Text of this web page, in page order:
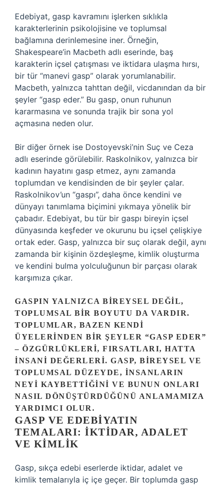
Edebiyat, gasp kavramını işlerken sıklıkla
karakterlerinin psikolojisine ve toplumsal
bağlamına derinlemesine iner. Örneğin,
Shakespeare’in Macbeth adlı eserinde, baş
karakterin içsel çatışması ve iktidara ulaşma hırsı,
bir tür “manevi gasp” olarak yorumlanabilir.
Macbeth, yalnızca tahttan değil, vicdanından da bir
şeyler “gasp eder.” Bu gasp, onun ruhunun
kararmasına ve sonunda trajik bir sona yol
açmasına neden olur.
Bir diğer örnek ise Dostoyevski’nin Suç ve Ceza
adlı eserinde görülebilir. Raskolnikov, yalnızca bir
kadının hayatını gasp etmez, aynı zamanda
toplumdan ve kendisinden de bir şeyler çalar.
Raskolnikov’un “gaspı”, daha önce kendini ve
dünyayı tanımlama biçimini yıkmaya yönelik bir
çabadır. Edebiyat, bu tür bir gaspı bireyin içsel
dünyasında keşfeder ve okurunu bu içsel çelişkiye
ortak eder. Gasp, yalnızca bir suç olarak değil, aynı
zamanda bir kişinin özdeşleşme, kimlik oluşturma
ve kendini bulma yolculuğunun bir parçası olarak
karşımıza çıkar.
GASPIN YALNIZCA BIREYSEL DEĞIL,
TOPLUMSAL BIR BOYUTU DA VARDIR.
TOPLUMLAR, BAZEN KENDI
ÜYELERINDEN BIR ŞEYLER “GASP EDER”
– ÖZGÜRLÜKLERI, FIRSATLARI, HATTA
INSANI DEĞERLERI. GASP, BIREYSEL VE
TOPLUMSAL DÜZEYDE, INSANLARIN
NEYI KAYBETTIĞINI VE BUNUN ONLARI
NASIL DÖNÜŞTÜRDÜĞÜNÜ ANLAMAMIZA
YARDIMCI OLUR.
GASP VE EDEBIYATIN
TEMALARI: İKTIDAR, ADALET
VE KIMLIK
Gasp, sıkça edebi eserlerde iktidar, adalet ve
kimlik temalarıyla iç içe geçer. Bir toplumda gasp